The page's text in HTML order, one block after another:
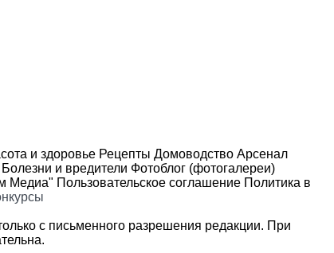
и здоровье Рецепты Домоводство Арсенал
Болезни и вредители Фотоблог (фотогалереи)
Медиа" Пользовательское соглашение Политика в
с письменного разрешения редакции. При